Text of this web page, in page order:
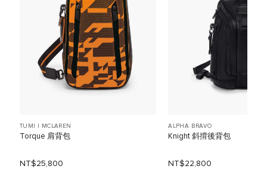
TUMI I MCLAREN
Torque 肩背包
NT$25,800
ALPHA BRAVO
Knight 斜揹後背包
NT$22,800